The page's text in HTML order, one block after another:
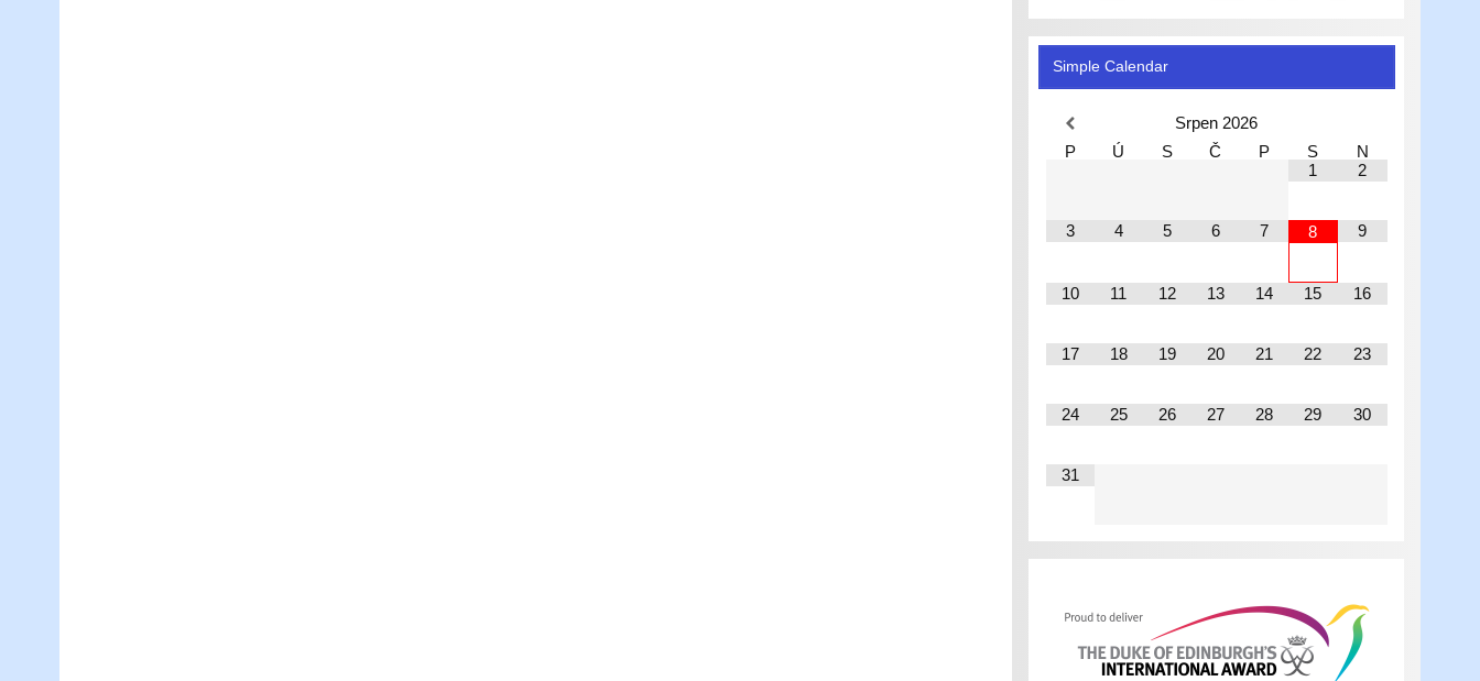
Simple Calendar
Srpen 2026
P
Ú S Č P S
N
1
2
3 4 5 6 7 8 9
10 11 12 13 14 15 16
17 18 19 20 21 22 23
24 25 26 27 28 29 30
31